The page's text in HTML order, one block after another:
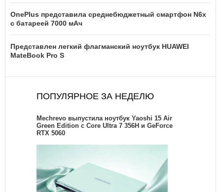
OnePlus представила среднебюджетный смартфон N6x
с батареей 7000 мАч
Представлен легкий флагманский ноутбук HUAWEI
MateBook Pro S
ПОПУЛЯРНОЕ ЗА НЕДЕЛЮ
Mechrevo выпустила ноутбук Yaoshi 15 Air
Green Edition с Core Ultra 7 356H и GeForce
RTX 5060